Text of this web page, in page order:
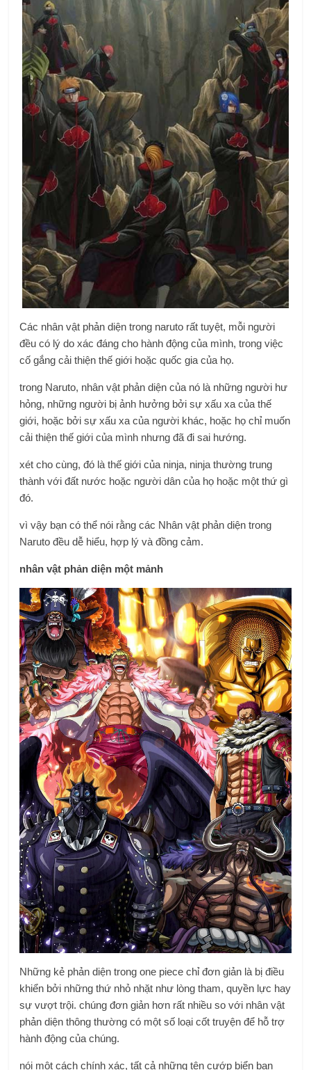
Các nhân vật phản diện trong naruto rất tuyệt, mỗi người
đều có lý do xác đáng cho hành động của mình, trong việc
cố gắng cải thiện thế giới hoặc quốc gia của họ.
trong Naruto, nhân vật phản diện của nó là những người hư
hỏng, những người bị ảnh hưởng bởi sự xấu xa của thế
giới, hoặc bởi sự xấu xa của người khác, hoặc họ chỉ muốn
cải thiện thế giới của mình nhưng đã đi sai hướng.
xét cho cùng, đó là thế giới của ninja, ninja thường trung
thành với đất nước hoặc người dân của họ hoặc một thứ gì
đó.
vì vậy bạn có thể nói rằng các Nhân vật phản diện trong
Naruto đều dễ hiểu, hợp lý và đồng cảm.
nhân vật phản diện một mảnh
Những kẻ phản diện trong one piece chỉ đơn giản là bị điều
khiển bởi những thứ nhỏ nhặt như lòng tham, quyền lực hay
sự vượt trội. chúng đơn giản hơn rất nhiều so với nhân vật
phản diện thông thường có một số loại cốt truyện để hỗ trợ
hành động của chúng.
nói một cách chính xác, tất cả những tên cướp biển ban